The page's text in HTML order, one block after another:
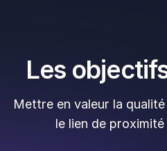
Les
Mettre en valeur la
le lien de